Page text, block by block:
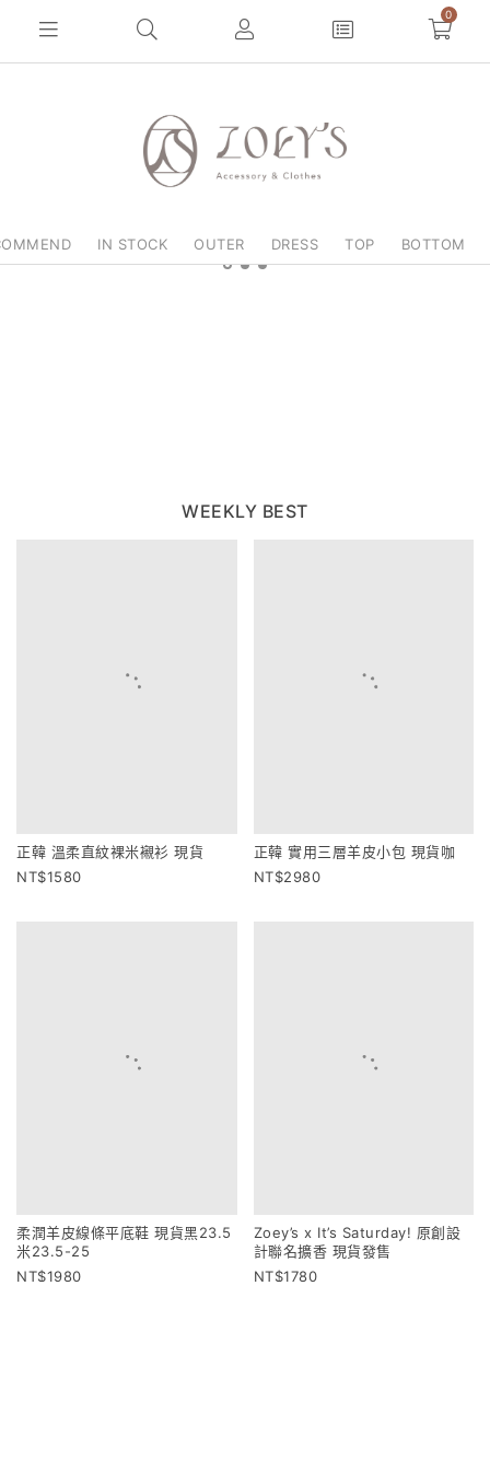
0
IN STOCK OUTER DRESS TOP BOTTOM
WEEKLY BEST
正韓 溫柔直紋裸米襯衫 現貨
1580
正韓 實用三層羊皮小包 現貨咖
2980
柔潤羊皮線條平底鞋 現貨黑23.5
米23.5-25
1980
Zoey’s x It’s Saturday! 原創設
計聯名擴香 現貨發售
1780